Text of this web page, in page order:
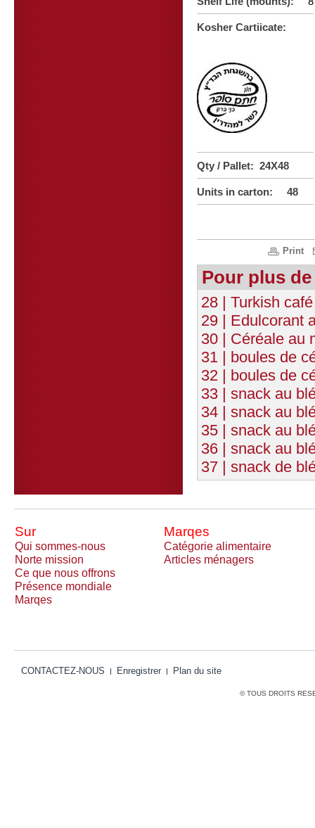
Kosher Cartiicate:
Qty / Pallet: 24X48
Units in carton: 48
Print
Pour plus
28 | Turkish
29 | Edulcorant
30 | Céréale au
31 | boules de
32 | boules de
33 | snack au
34 | snack au
35 | snack au
36 | snack au
37 | snack de
Sur Marqes
Qui sommes-nous
Catégorie alimentaire
Norte mission
Articles ménagers
Ce que nous offrons
Présence mondiale
Marqes
CONTACTEZ-NOUS Enregistrer Plan du site
© TOUS DROITS